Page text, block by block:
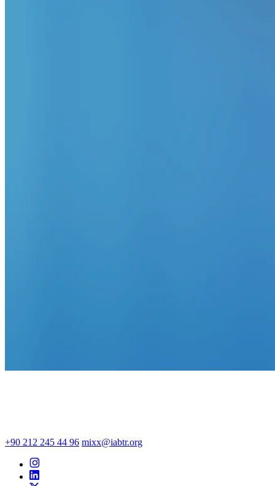
+90 212 245 44 96 mixx@iabtr.org